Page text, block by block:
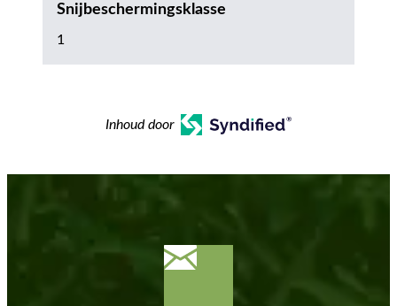
Snijbeschermingsklasse
1
Inhoud door